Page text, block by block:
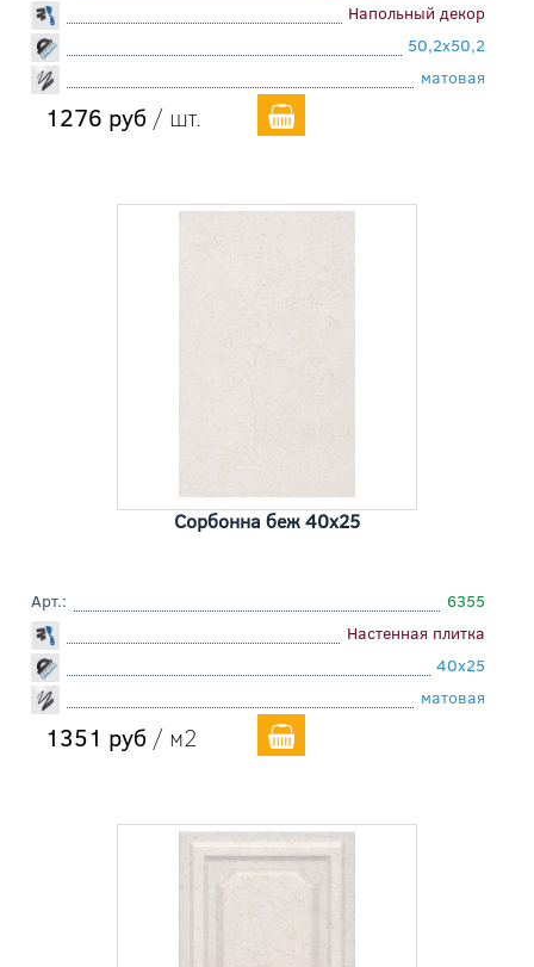
Напольный декор
50,2x50,2
матовая
1276 руб / шт.
Сорбонна беж 40x25
Арт.:
6355
Настенная плитка
40x25
матовая
1351 руб / м2